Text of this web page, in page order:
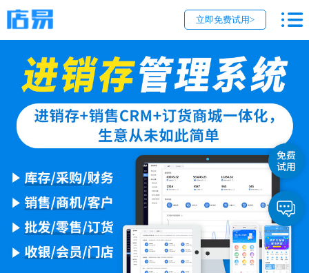
立即免费试用>